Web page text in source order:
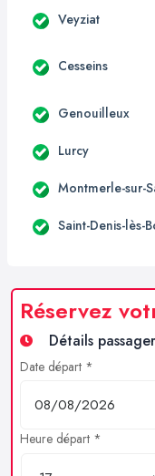
Veyziat
Cesseins
Genouilleux
Lurcy
Montmerle-sur-
Saint-Denis-lès-
Réservez
Détails passager
Date départ *
Heure départ *